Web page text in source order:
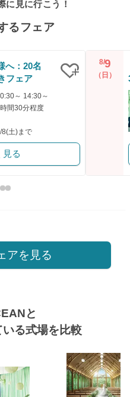
に見に行こう！
るフェア
へ：20名
フェア
～ 14:30～
間30分程度
8(土)まで
見る
8/9
（日）
アを見る
と
る式場を比較